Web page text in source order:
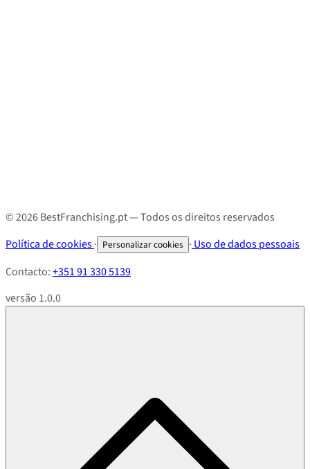
© 2026 BestFranchising.pt — Todos os direitos reservados
Política de cookies· Personalizar cookies · Uso de dados pessoais
Contacto:+351 91 330 5139
versão 1.0.0